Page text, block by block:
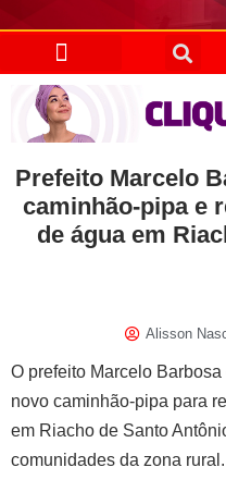
Prefeito Marcelo
caminhão-pipa e
de água em
Alisson
O prefeito Marcelo
novo caminhão-pipa para
em Riacho de Santo
comunidades da zona rural.